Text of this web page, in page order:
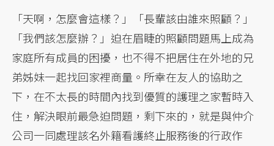
「天啊，怎麼會這樣？」「長輩該由誰來照顧？」
「我們該怎麼辦？」迫在眉睫的照顧問題馬上成為
家庭所有成員的困擾，也不得不把居住在外地的兄
弟姊妹一起找回家裡商量。所幸在友人的協助之
下，在不太長的時間內找到優質的護理之家暫時入
住，解決眼前最急迫問題，剩下來的，就是與仲介
公司一同處理該名外籍看護終止服務後的行政作